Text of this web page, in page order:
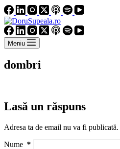
Meniu
dombri
Lasă un răspuns
Adresa ta de email nu va fi publicată.
Nume *